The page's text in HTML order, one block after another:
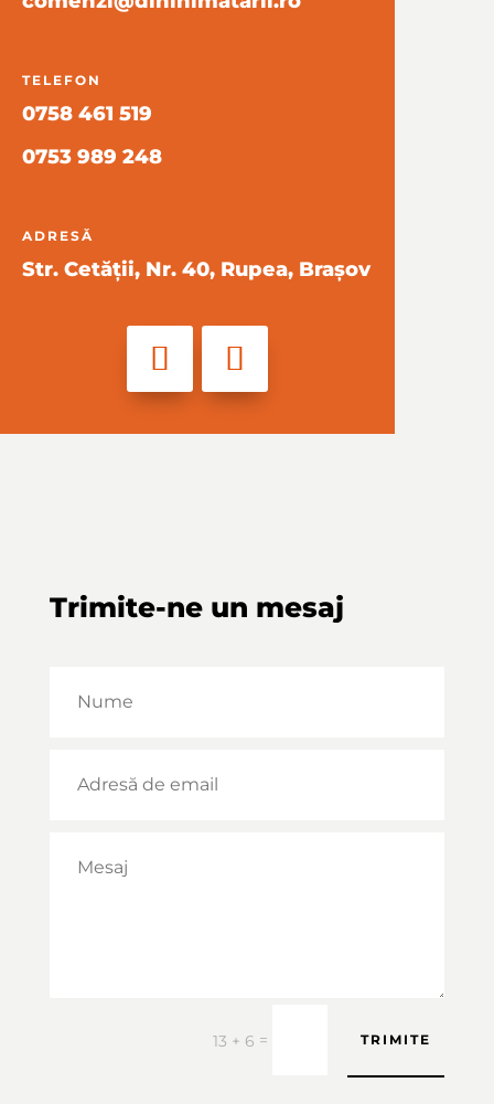
TELEFON
0758 461 519
0753 989 248
ADRESĂ
Str. Cetății, Nr. 40, Rupea, Brașov
Trimite-ne un mesaj
13 + 6 = TRIMITE